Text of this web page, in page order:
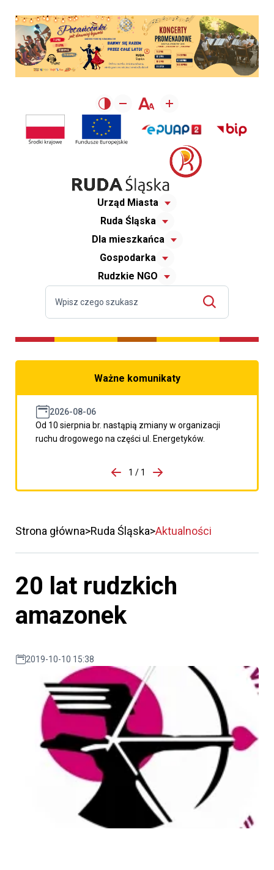
Urząd Miasta
Ruda Śląska
Dla mieszkańca
Gospodarka
Rudzkie NGO
Ważne komunikaty
2026-08-06
Od 10 sierpnia br. nastąpią zmiany w organizacji
ruchu drogowego na części ul. Energetyków.
porzpedniego komunikatu
1 / 1
Przejdź do następnego
Strona główna Ruda Śląska Aktualności
20 lat rudzkich
amazonek
2019-10-10 15:38